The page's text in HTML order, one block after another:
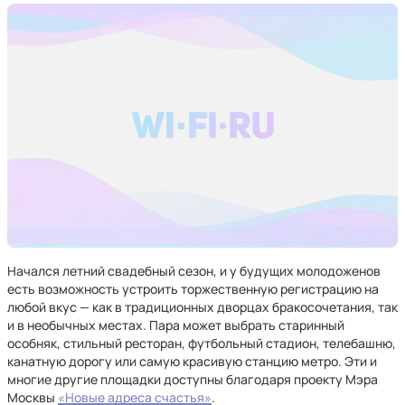
Начался летний свадебный сезон, и у будущих молодоженов
есть возможность устроить торжественную регистрацию на
любой вкус — как в традиционных дворцах бракосочетания, так
и в необычных местах. Пара может выбрать старинный
особняк, стильный ресторан, футбольный стадион, телебашню,
канатную дорогу или самую красивую станцию метро. Эти и
многие другие площадки доступны благодаря проекту Мэра
Москвы «Новые адреса счастья».